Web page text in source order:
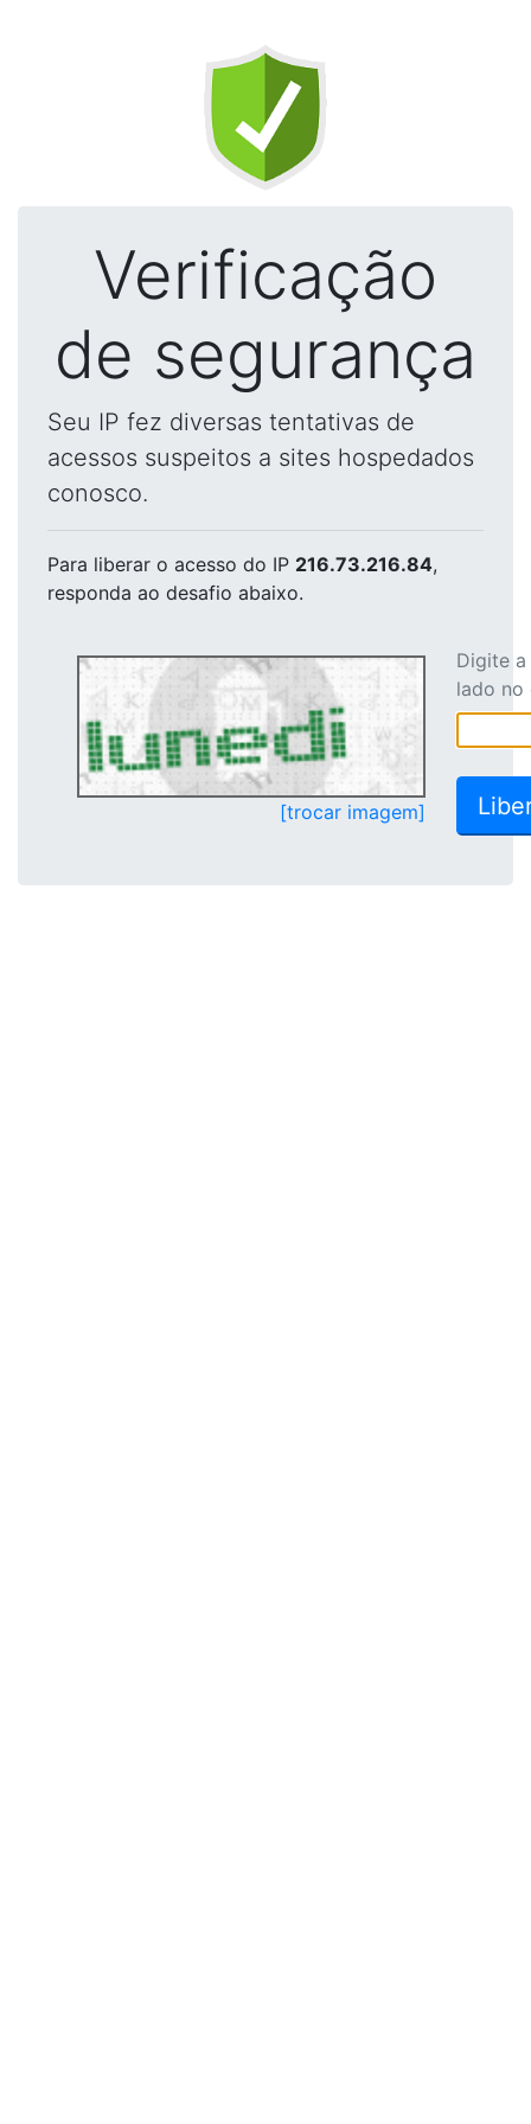
Verificação
de segurança
Seu IP fez diversas tentativas de
acessos suspeitos a sites hospedados
conosco.
Para liberar o acesso do IP 216.73.216.84,
responda ao desafio abaixo.
[trocar imagem]
Digite
lado no